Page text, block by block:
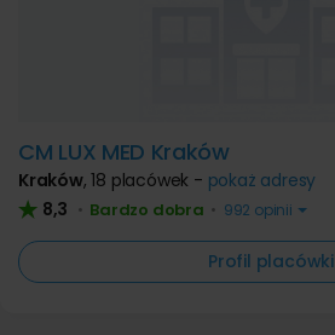
CM LUX MED Kraków
Kraków,18 placówek - pokaż adresy
8,3 • Bardzo dobra • 992 opinii
Profil placówki